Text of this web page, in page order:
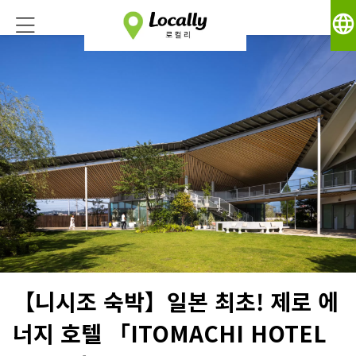
language
【니시조 숙박】일본 최초! 제로 에
너지 호텔 「ITOMACHI HOTEL